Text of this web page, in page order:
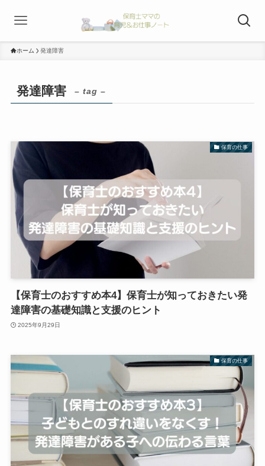
ホーム 発達障害
発達障害 – tag –
保育の仕事
【保育士のおすすめ本4】保育士が知っておきたい発
達障害の基礎知識と支援のヒント
2025年9月29日
保育の仕事